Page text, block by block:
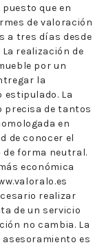
que en
de valoración
a tres días desde
realización de
por un
la
estipulado. La
precisa de tantos
en
de conocer el
de forma neutral.
económica
realizar
de un servicio
no cambia. La
es